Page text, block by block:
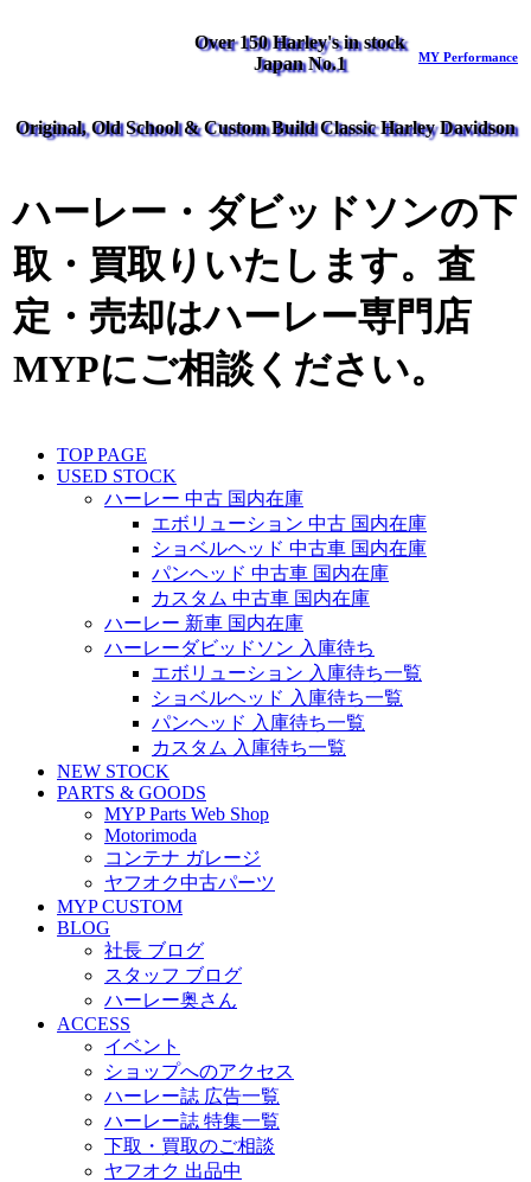
Over 150 Harley's in stock
Japan No.1
MY Performance
Original, Old School & Custom Build Classic Harley Davidson
ハーレー・ダビッドソンの下
取・買取りいたします。査
定・売却はハーレー専門店
MYPにご相談ください。
TOP PAGE
USED STOCK
ハーレー 中古 国内在庫
エボリューション 中古 国内在庫
ショベルヘッド 中古車 国内在庫
パンヘッド 中古車 国内在庫
カスタム 中古車 国内在庫
ハーレー 新車 国内在庫
ハーレーダビッドソン 入庫待ち
エボリューション 入庫待ち一覧
ショベルヘッド 入庫待ち一覧
パンヘッド 入庫待ち一覧
カスタム 入庫待ち一覧
NEW STOCK
PARTS & GOODS
MYP Parts Web Shop
Motorimoda
コンテナ ガレージ
ヤフオク中古パーツ
MYP CUSTOM
BLOG
社長 ブログ
スタッフ ブログ
ハーレー奥さん
ACCESS
イベント
ショップへのアクセス
ハーレー誌 広告一覧
ハーレー誌 特集一覧
下取・買取のご相談
ヤフオク 出品中